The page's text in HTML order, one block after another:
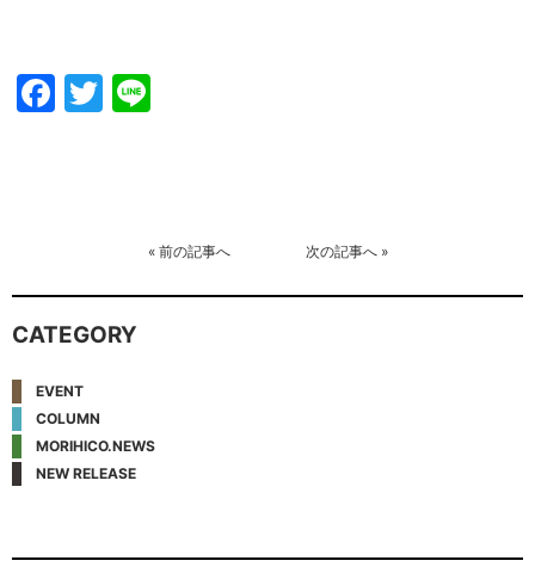
Facebook
Twitter
« 前の記事へ 次の記事へ»
CATEGORY
EVENT
COLUMN
MORIHICO.NEWS
NEW RELEASE